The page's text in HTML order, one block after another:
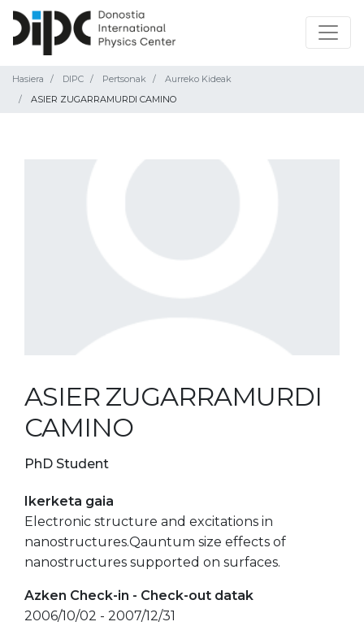
Hasiera DIPC Pertsonak
Aurreko Kideak
ASIER ZUGARRAMURDI CAMINO
ASIER ZUGARRAMURDI
CAMINO
PhD Student
Ikerketa gaia
Electronic structure and excitations in
nanostructures.Qauntum size effects of
nanostructures supported on surfaces.
Azken Check-in - Check-out datak
2006/10/02 - 2007/12/31